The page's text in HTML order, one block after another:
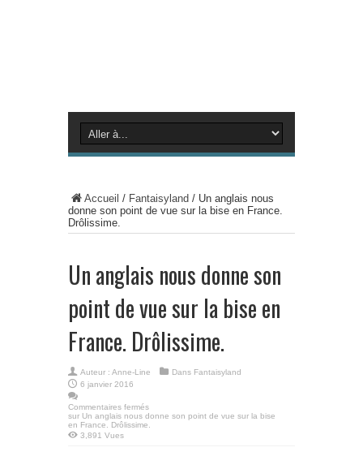
Accueil / Fantaisyland / Un anglais nous
donne son point de vue sur la bise en France.
Drôlissime.
Un anglais nous donne son
point de vue sur la bise en
France. Drôlissime.
Auteur : Anne-Line Dans Fantaisyland
6 janvier 2016
Commentaires fermés
sur Un anglais nous donne son point de vue sur la bise
en France. Drôlissime.
3,891 Vues